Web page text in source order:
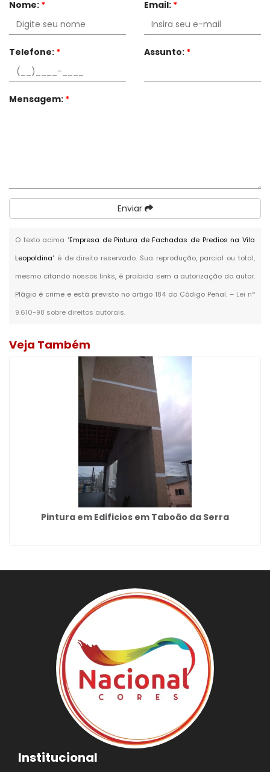
Nome: * Email: *
Telefone: * Assunto: *
Mensagem: *
Enviar
O texto acima "Empresa de Pintura de Fachadas de Predios na Vila
Leopoldina" é de direito reservado. Sua reprodução, parcial ou total,
mesmo citando nossos links, é proibida sem a autorização do autor.
Plágio é crime e está previsto no artigo 184 do Código Penal. – Lei n°
9.610-98 sobre direitos autorais.
Veja Também
Pintura em Edificios em Taboão da Serra
Institucional